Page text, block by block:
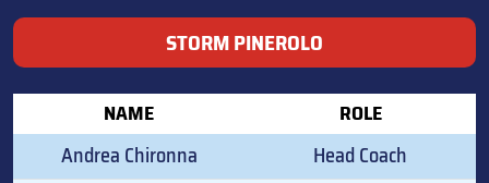
STORM PINEROLO
NAME ROLE
Andrea Chironna
Head Coach